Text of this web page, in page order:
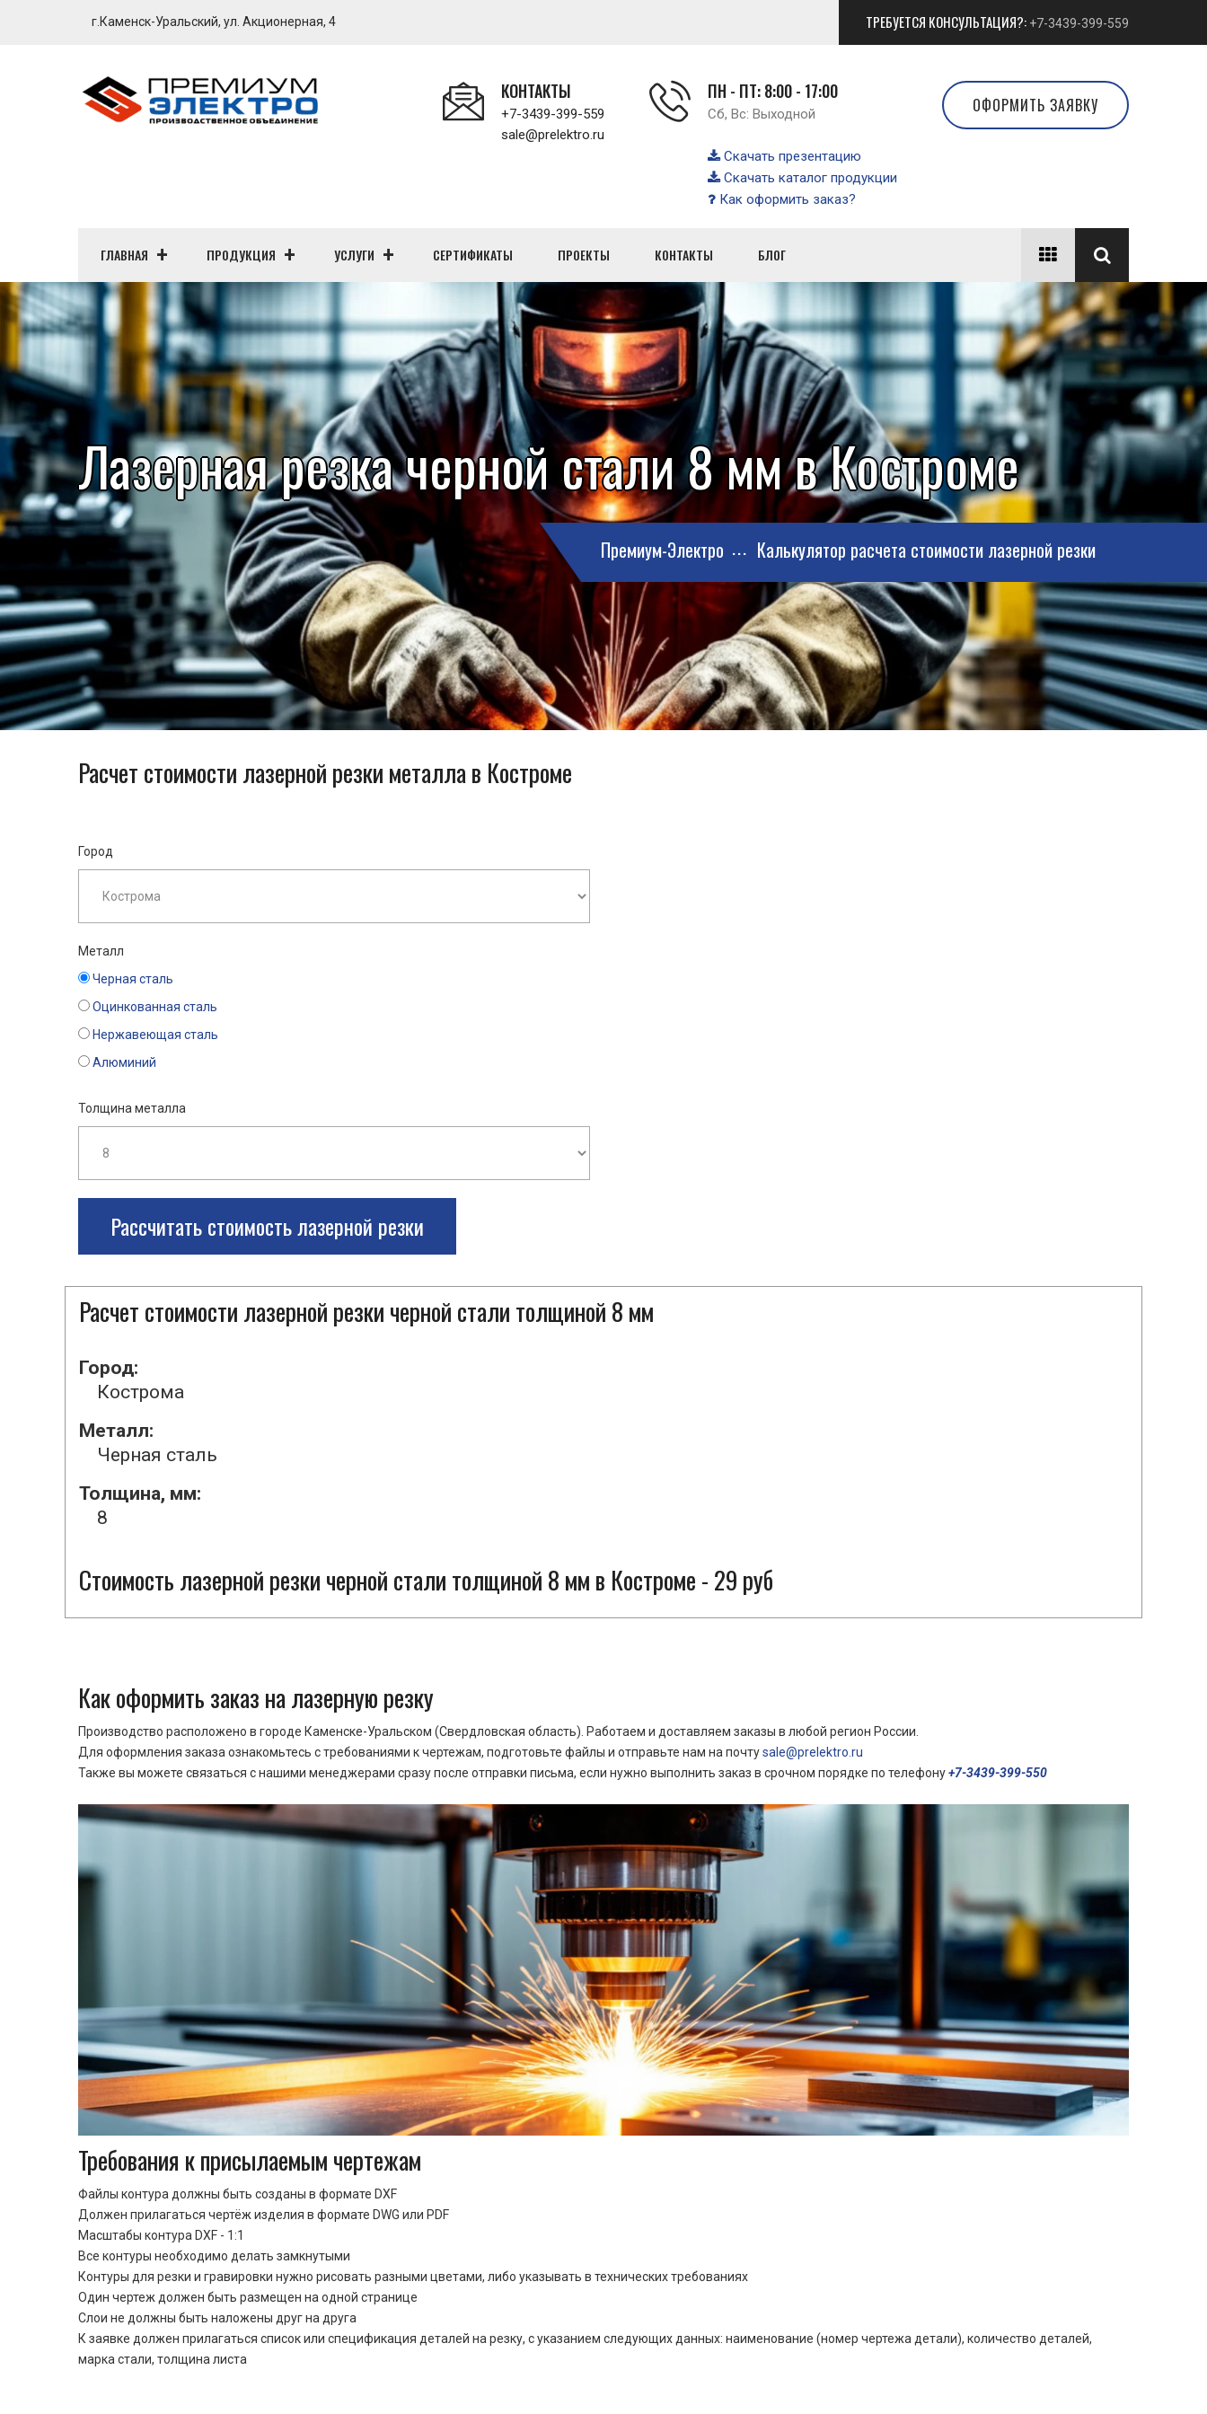
г.Каменск-Уральский, ул. Акционерная, 4 ТРЕБУЕТСЯ КОНСУЛЬТАЦИЯ?: +7-3439-399-559
КОНТАКТЫ
+7-3439-399-559
sale@prelektro.ru
ПН - ПТ: 8:00 - 17:00
Сб, Вс: Выходной
Скачать презентацию
Скачать каталог продукции
Как оформить заказ?
ОФОРМИТЬ ЗАЯВКУ
ГЛАВНАЯ ПРОДУКЦИЯ УСЛУГИ СЕРТИФИКАТЫ ПРОЕКТЫ КОНТАКТЫ БЛОГ
Лазерная резка черной стали 8 мм в Костроме
Премиум-Электро Калькулятор расчета стоимости лазерной резки
Расчет стоимости лазерной резки металла в Костроме
Город
Металл
Черная сталь
Оцинкованная сталь
Нержавеющая сталь
Алюминий
Толщина металла
Рассчитать стоимость лазерной резки
Расчет стоимости лазерной резки черной стали толщиной 8 мм
Город:
Кострома
Металл:
Черная сталь
Толщина, мм:
8
Стоимость лазерной резки черной стали толщиной 8 мм в Костроме - 29 руб
Как оформить заказ на лазерную резку
Производство расположено в городе Каменске-Уральском (Свердловская область). Работаем и доставляем заказы в любой регион России.
Для оформления заказа ознакомьтесь с требованиями к чертежам, подготовьте файлы и отправьте нам на почтуsale@prelektro.ru
Также вы можете связаться с нашими менеджерами сразу после отправки письма, если нужно выполнить заказ в срочном порядке по телефону+7-3439-399-550
Требования к присылаемым чертежам
Файлы контура должны быть созданы в формате DXF
Должен прилагаться чертёж изделия в формате DWG или PDF
Масштабы контура DXF - 1:1
Все контуры необходимо делать замкнутыми
Контуры для резки и гравировки нужно рисовать разными цветами, либо указывать в технических требованиях
Один чертеж должен быть размещен на одной странице
Cлои не должны быть наложены друг на друга
К заявке должен прилагаться список или спецификация деталей на резку, с указанием следующих данных: наименование (номер чертежа детали), количество деталей,
марка стали, толщина листа